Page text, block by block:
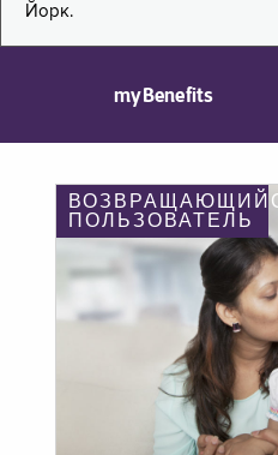
Йорк.
myBenefits
ПОЛЬЗОВАТЕЛЬ